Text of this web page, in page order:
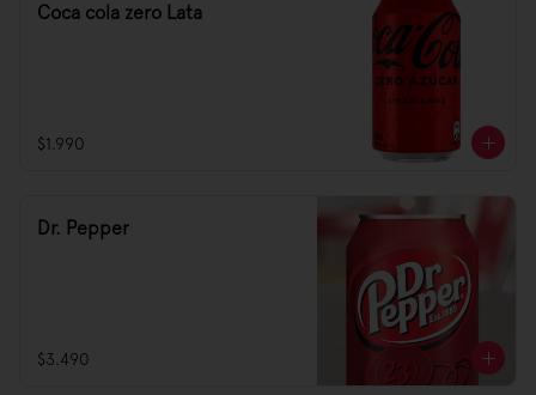
Coca cola zero Lata
$1.990
Dr. Pepper
$3.490